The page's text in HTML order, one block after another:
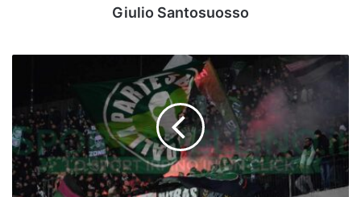
Giulio Santosuosso
tagliandi
in
vendita:
disponibilità
e
chi